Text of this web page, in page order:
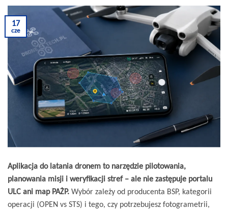
17
cze
Aplikacja do latania dronem to narzędzie pilotowania,
planowania misji i weryfikacji stref – ale nie zastępuje portalu
ULC ani map PAŻP. Wybór zależy od producenta BSP, kategorii
operacji (OPEN vs STS) i tego, czy potrzebujesz fotogrametrii,